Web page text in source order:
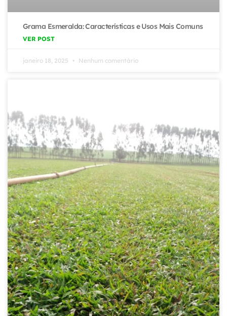
Grama Esmeralda: Características e Usos Mais Comuns
VER POST
janeiro 18, 2025 Nenhum comentário